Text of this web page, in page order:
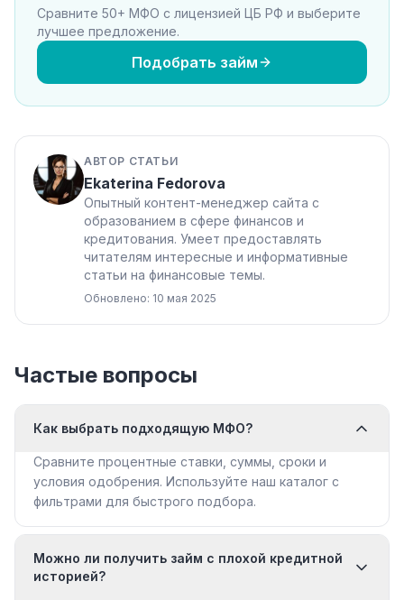
Сравните 50+ МФО с лицензией ЦБ РФ и выберите
лучшее предложение.
Подобрать займ
АВТОР СТАТЬИ
Ekaterina Fedorova
Опытный контент-менеджер сайта с
образованием в сфере финансов и
кредитования. Умеет предоставлять
читателям интересные и информативные
статьи на финансовые темы.
Обновлено: 10 мая 2025
Частые вопросы
Как выбрать подходящую МФО?
Сравните процентные ставки, суммы, сроки и
условия одобрения. Используйте наш каталог с
фильтрами для быстрого подбора.
Можно ли получить займ с плохой кредитной
историей?